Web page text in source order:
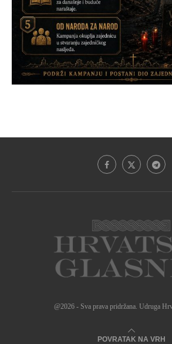
@2026 - Sva prava pridržana. Udruga
POVRATAK NA VRH